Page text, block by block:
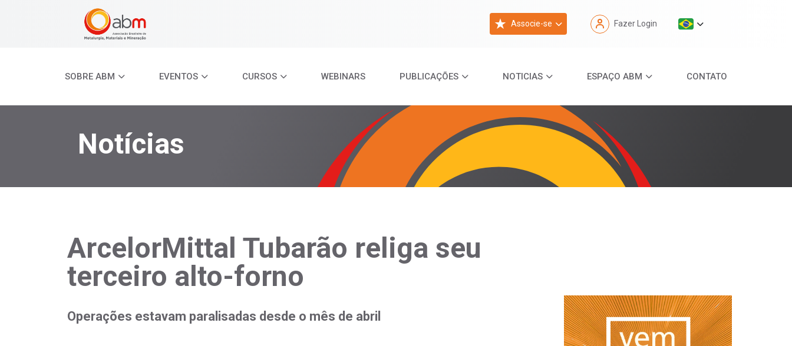
Associe-se Fazer Login
SOBRE ABM EVENTOS CURSOS WEBINARS PUBLICAÇÕES NOTICIAS ESPAÇO ABM CONTATO
Notícias
ArcelorMittal Tubarão religa seu
terceiro alto-forno
Operações estavam paralisadas desde o mês de abril